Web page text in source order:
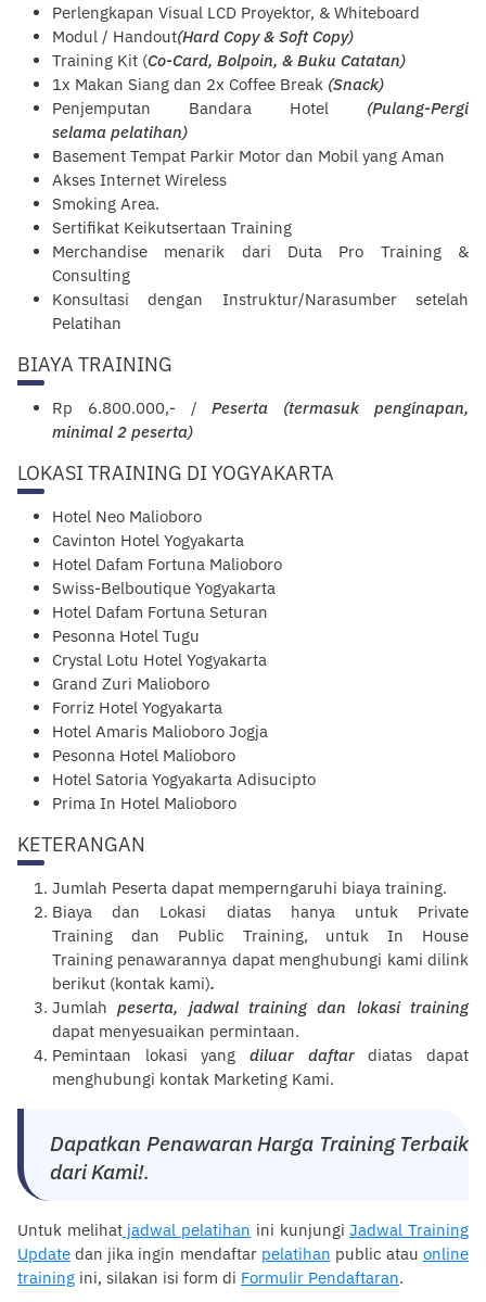
Perlengkapan Visual LCD Proyektor, & Whiteboard
Modul / Handout(Hard Copy & Soft Copy)
Training Kit (Co-Card, Bolpoin, & Buku Catatan)
1x Makan Siang dan 2x Coffee Break (Snack)
Penjemputan Bandara Hotel (Pulang-Pergi
selama pelatihan)
Basement Tempat Parkir Motor dan Mobil yang Aman
Akses Internet Wireless
Smoking Area.
Sertifikat Keikutsertaan Training
Merchandise menarik dari Duta Pro Training &
Consulting
Konsultasi dengan Instruktur/Narasumber setelah
Pelatihan
BIAYA TRAINING
Rp 6.800.000,- /Peserta (termasuk penginapan,
minimal 2 peserta)
LOKASI TRAINING DI YOGYAKARTA
Hotel Neo Malioboro
Cavinton Hotel Yogyakarta
Hotel Dafam Fortuna Malioboro
Swiss-Belboutique Yogyakarta
Hotel Dafam Fortuna Seturan
Pesonna Hotel Tugu
Crystal Lotu Hotel Yogyakarta
Grand Zuri Malioboro
Forriz Hotel Yogyakarta
Hotel Amaris Malioboro Jogja
Pesonna Hotel Malioboro
Hotel Satoria Yogyakarta Adisucipto
Prima In Hotel Malioboro
KETERANGAN
Jumlah Peserta dapat memperngaruhi biaya training.
Biaya dan Lokasi diatas hanya untuk Private
Training dan Public Training, untuk In House
Training penawarannya dapat menghubungi kami dilink
berikut (kontak kami).
Jumlahpeserta, jadwal trainingdan lokasi training
dapat menyesuaikan permintaan.
Pemintaan lokasi yang diluar daftardiatas dapat
menghubungi kontak Marketing Kami.
Dapatkan Penawaran Harga Training Terbaik
dari Kami!.
Untuk melihatjadwal pelatihan ini kunjungiJadwal Training
Update dan jika ingin mendaftar pelatihan public atau online
training ini, silakan isi form di Formulir Pendaftaran.